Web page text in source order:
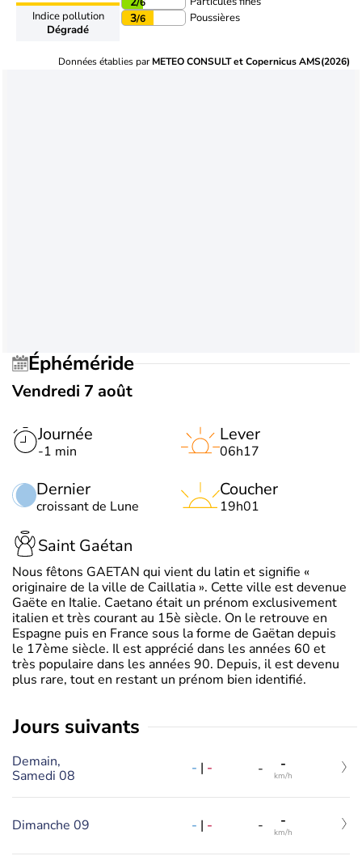
Indice pollution
Dégradé
3/6 Poussières
Données établies parMETEO CONSULT et Copernicus AMS(2026)
Éphéméride
Vendredi 7 août
Journée
-1 min
Dernier
croissant de Lune
Lever
06h17
Coucher
19h01
Saint Gaétan
Nous fêtons GAETAN qui vient du latin et signifie «
originaire de la ville de Caillatia ». Cette ville est devenue
Gaëte en Italie. Caetano était un prénom exclusivement
italien et très courant au 15è siècle. On le retrouve en
Espagne puis en France sous la forme de Gaëtan depuis
le 17ème siècle. Il est apprécié dans les années 60 et
très populaire dans les années 90. Depuis, il est devenu
plus rare, tout en restant un prénom bien identifié.
jours suivants
Demain,
Samedi 08
- | - - -
km/h
Dimanche 09 - | - - -
km/h